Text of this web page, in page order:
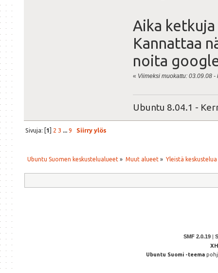
Aika
Kannattaa
noita
« Viimeksi muokattu: 03.09.08
Ubuntu 8.04.1 -
Sivuja: [1] 2 3 ... 9 Siirry ylös
Ubuntu Suomen keskustelualueet » Muut alueet» Yleistä keskustelua
SMF 2.0.19 |
Ubuntu Suomi -teema